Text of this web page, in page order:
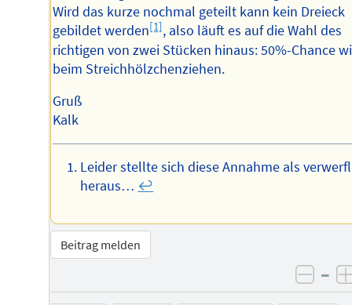
Wird das kurze nochmal geteilt kann kein Dreieck
gebildet werden[1], also läuft es auf die Wahl des
richtigen von zwei Stücken hinaus: 50%-Chance
beim Streichhölzchenziehen.
Gruß
Kalk
Leider stellte sich diese Annahme als
heraus… ↩︎
Beitrag melden
–